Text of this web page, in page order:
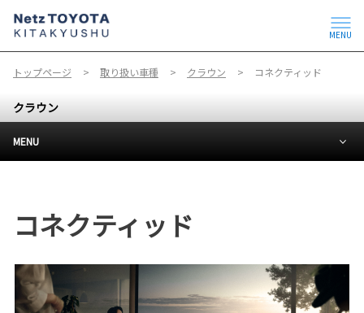
MENU
トップページ 取り扱い車種 クラウン コネクティッド
クラウン
MENU
コネクティッド